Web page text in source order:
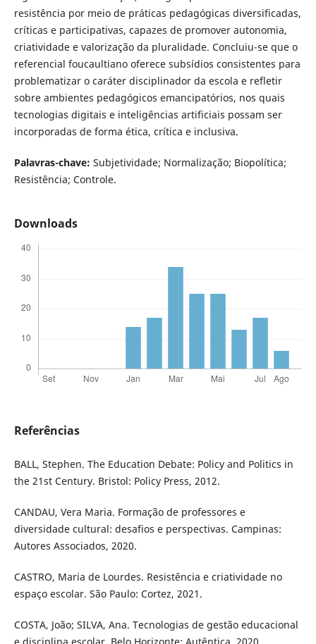
resistência por meio de práticas pedagógicas diversificadas,
críticas e participativas, capazes de promover autonomia,
criatividade e valorização da pluralidade. Concluiu-se que o
referencial foucaultiano oferece subsídios consistentes para
problematizar o caráter disciplinador da escola e refletir
sobre ambientes pedagógicos emancipatórios, nos quais
tecnologias digitais e inteligências artificiais possam ser
incorporadas de forma ética, crítica e inclusiva.
Palavras-chave: Subjetividade; Normalização; Biopolítica;
Resistência; Controle.
Downloads
Referências
BALL, Stephen. The Education Debate: Policy and Politics in
the 21st Century. Bristol: Policy Press, 2012.
CANDAU, Vera Maria. Formação de professores e
diversidade cultural: desafios e perspectivas. Campinas:
Autores Associados, 2020.
CASTRO, Maria de Lourdes. Resistência e criatividade no
espaço escolar. São Paulo: Cortez, 2021.
COSTA, João; SILVA, Ana. Tecnologias de gestão educacional
e disciplina escolar. Belo Horizonte: Autêntica, 2020.